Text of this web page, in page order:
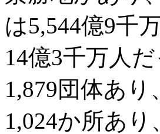
は5,544億9千
14億3千万人
1,879団体あ
1,024か所あ